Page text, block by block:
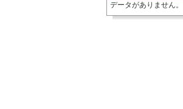
データがありません。